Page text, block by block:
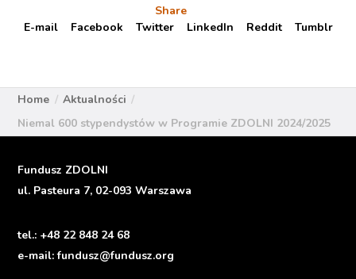
Share
E-mail
Facebook Twitter LinkedIn Reddit Tumblr
Home
Aktualności
Niemal 600 stypendystów w Programie ZDOLNI 2024/2025
Fundusz ZDOLNI
ul. Pasteura 7, 02-093 Warszawa
tel.: +48 22 848 24 68
e-mail:fundusz@fundusz.org